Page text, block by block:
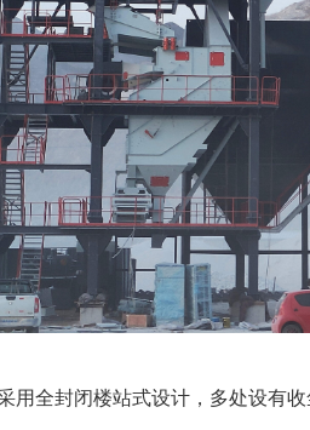
全封闭楼站式设计，多处设有